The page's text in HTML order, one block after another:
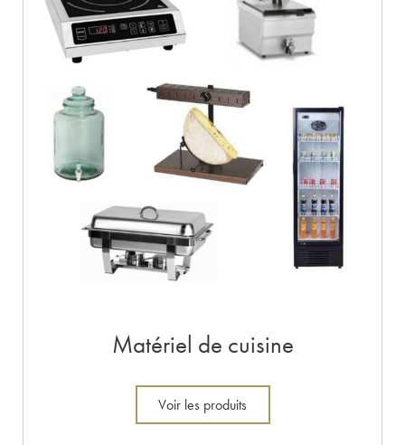
Matériel de cuisine
Voir les produits